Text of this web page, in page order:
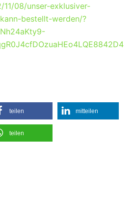
08/unser-exklusiver-
bestellt-werden/?
teilen mitteilen
teilen